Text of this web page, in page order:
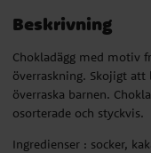
Beskrivning
Chokladägg med motiv
överraskning. Skojigt att
överraska barnen.
osorterade och styckvis.
Ingredienser : socker,